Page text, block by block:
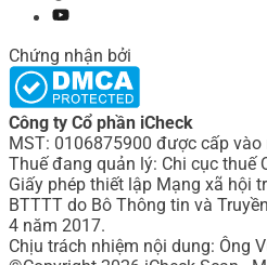
Chứng nhận bởi
Công ty Cổ phần iCheck
MST: 0106875900 được cấp
Thuế đang quản lý: Chi cục thuế
Giấy phép thiết lập Mạng xã hội
BTTTT do Bô Thông tin và
4 năm 2017.
Chịu trách nhiệm nội dung: Ông